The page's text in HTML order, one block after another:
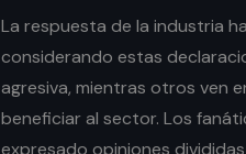
La respuesta de la industria
considerando estas
agresiva, mientras otros ven
beneficiar al sector. Los
expresado opiniones